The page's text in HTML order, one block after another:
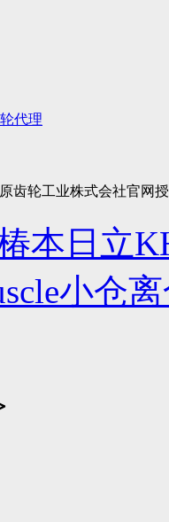
本 日立
小仓